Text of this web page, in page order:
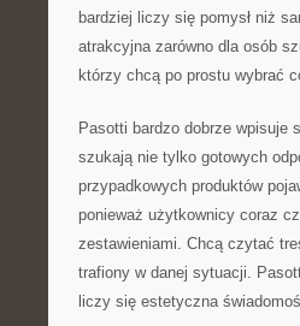
bardziej liczy się pomysł niż
atrakcyjna zarówno dla osób
którzy chcą po prostu wybrać
Pasotti bardzo dobrze wpisuje
szukają nie tylko gotowych
przypadkowych produktów
ponieważ użytkownicy coraz
zestawieniami. Chcą czytać
trafiony w danej sytuacji.
liczy się estetyczna